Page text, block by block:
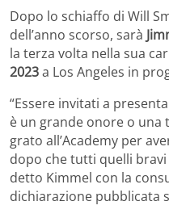
Dopo lo schiaffo di Will
dell’anno scorso, sarà
la terza volta nella sua
2023a Los Angeles in
“Essere invitati a
è un grande onore o una
grato all’Academy per
dopo che tutti quelli
detto Kimmel con la
dichiarazione pubblicata